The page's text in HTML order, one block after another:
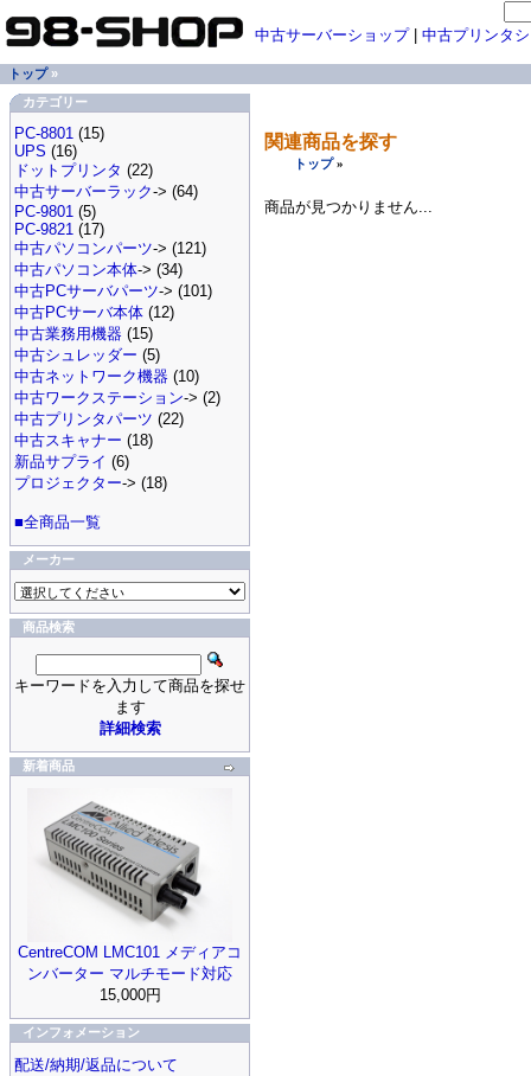
関連商品を探す
トップ»
商品が見つかりません...
中古サーバーショップ| 中古プリンタ
トップ»
カテゴリー
PC-8801 (15)
UPS (16)
ドットプリンタ (22)
中古サーバーラック-> (64)
PC-9801 (5)
PC-9821 (17)
中古パソコンパーツ-> (121)
中古パソコン本体-> (34)
中古PCサーバパーツ-> (101)
中古PCサーバ本体 (12)
中古業務用機器 (15)
中古シュレッダー (5)
中古ネットワーク機器 (10)
中古ワークステーション-> (2)
中古プリンタパーツ (22)
中古スキャナー (18)
新品サプライ (6)
プロジェクター-> (18)
■全商品一覧
メーカー
商品検索
キーワードを入力して商品を探せ
ます
詳細検索
新着商品
CentreCOM LMC101 メディアコ
ンバーター マルチモード対応
15,000円
インフォメーション
配送/納期/返品について